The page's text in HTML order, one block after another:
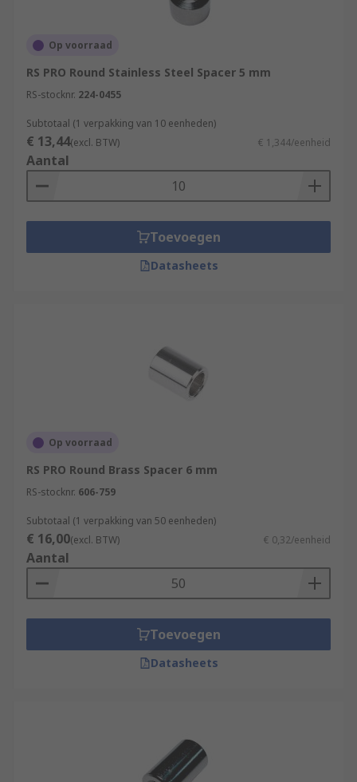
Op voorraad
RS PRO Round Stainless Steel Spacer 5 mm
RS-stocknr. 224-0455
Subtotaal (1 verpakking van 10 eenheden)
€ 13,44(excl. BTW) € 1,344/eenheid
Aantal
Toevoegen
Datasheets
Op voorraad
RS PRO Round Brass Spacer 6 mm
RS-stocknr. 606-759
Subtotaal (1 verpakking van 50 eenheden)
€ 16,00(excl. BTW) € 0,32/eenheid
Aantal
Toevoegen
Datasheets